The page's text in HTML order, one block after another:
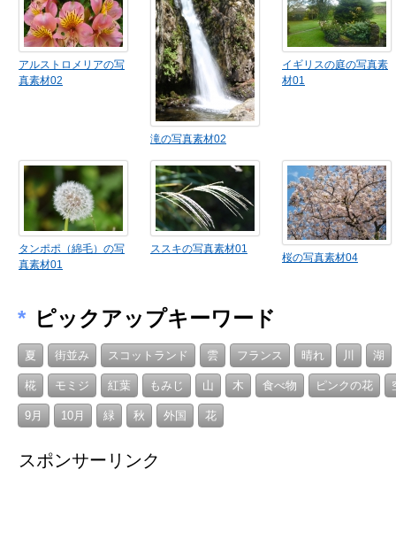
アルストロメリアの写
真素材02
滝の写真素材02
イギリスの庭の写真素
材01
タンポポ（綿毛）の写
真素材01
ススキの写真素材01
桜の写真素材04
* ピックアップキーワード
夏 街並み スコットランド 雲 フランス 晴れ 川 湖
椛 モミジ 紅葉 もみじ 山 木 食べ物 ピンクの花
9月 10月 緑 秋 外国 花
スポンサーリンク